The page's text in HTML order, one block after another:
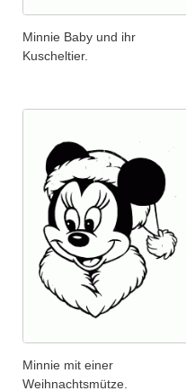
Minnie Baby und ihr
Kuscheltier.
Minnie mit einer
Weihnachtsmütze.